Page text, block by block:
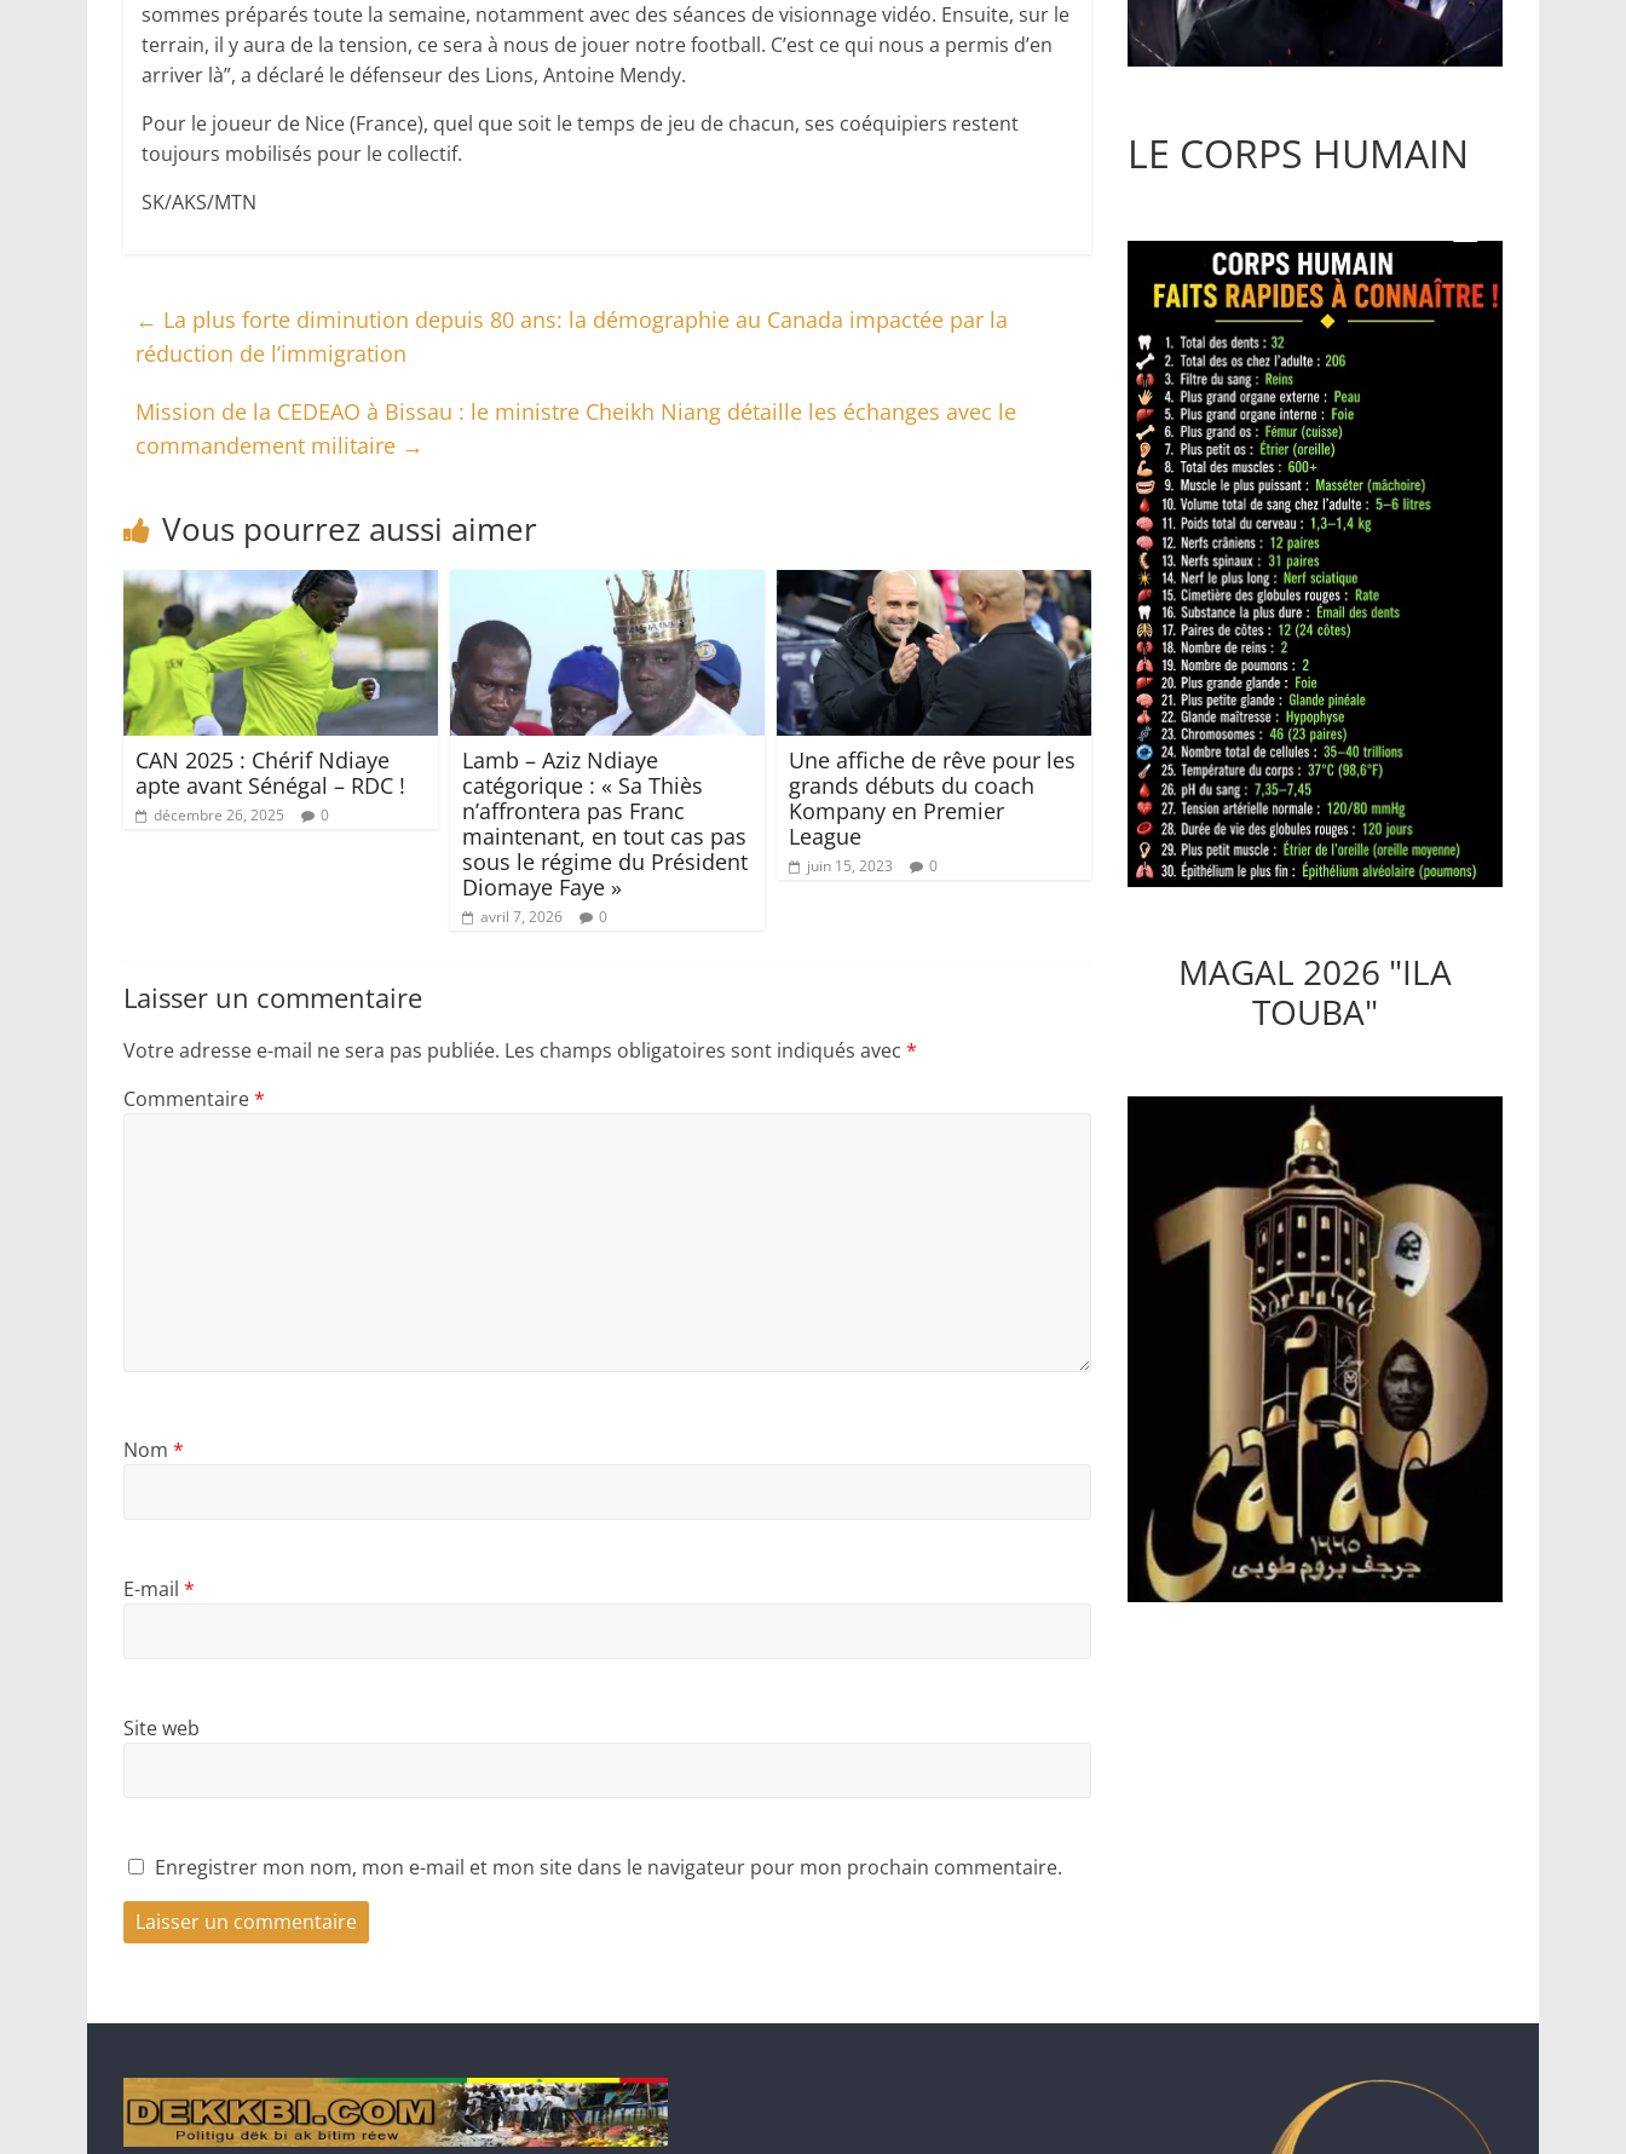
sommes préparés toute la semaine, notamment avec des séances de visionnage vidéo. Ensuite, sur le
terrain, il y aura de la tension, ce sera à nous de jouer notre football. C’est ce qui nous a permis d’en
arriver là”, a déclaré le défenseur des Lions, Antoine Mendy.
Pour le joueur de Nice (France), quel que soit le temps de jeu de chacun, ses coéquipiers restent
toujours mobilisés pour le collectif.
SK/AKS/MTN
← La plus forte diminution depuis 80 ans: la démographie au Canada impactée par la
réduction de l’immigration
Mission de la CEDEAO à Bissau : le ministre Cheikh Niang détaille les échanges avec le
commandement militaire →
Vous pourrez aussi aimer
CAN 2025 : Chérif Ndiaye
apte avant Sénégal – RDC !
décembre 26, 2025 0
Lamb – Aziz Ndiaye
catégorique : « Sa Thiès
n’affrontera pas Franc
maintenant, en tout cas pas
sous le régime du Président
Diomaye Faye »
avril 7, 2026 0
Une affiche de rêve pour les
grands débuts du coach
Kompany en Premier
League
juin 15, 2023 0
Laisser un commentaire
Votre adresse e-mail ne sera pas publiée. Les champs obligatoires sont indiqués avec *
Commentaire*
Nom *
E-mail *
Site web
Enregistrer mon nom, mon e-mail et mon site dans le navigateur pour mon prochain commentaire.
LE CORPS HUMAIN
MAGAL 2026 "ILA
TOUBA"